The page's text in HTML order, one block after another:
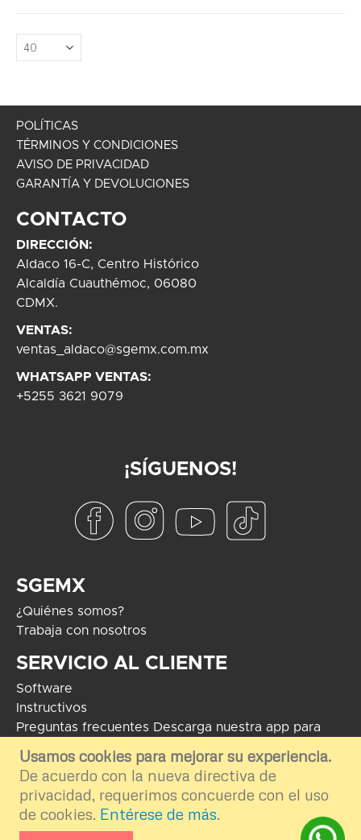
Usamos cookies para mejorar su experiencia.
De acuerdo con la nueva directiva de
privacidad, requerimos concuerde con el uso
de cookies. Entérese de más.
POLÍTICAS
TÉRMINOS Y CONDICIONES
AVISO DE PRIVACIDAD
GARANTÍA Y DEVOLUCIONES
CONTACTO
DIRECCIÓN:
Aldaco 16-C, Centro Histórico
Alcaldía Cuauthémoc, 06080
CDMX.
VENTAS:
ventas_aldaco@sgemx.com.mx
WHATSAPP VENTAS:
+5255 3621 9079
¡SÍGUENOS!
SGEMX
¿Quiénes somos?
Trabaja con nosotros
SERVICIO AL CLIENTE
Software
Instructivos
Preguntas frecuentes Descarga nuestra app para
COPYRIGHT 2024 - Soluciones Globales en Electrónica. El uso de
marcas mostradas tiene como fin informar e ilustrar el contenido de la
plataforma por ende nos deslindamos del uso externo e inapropiado.